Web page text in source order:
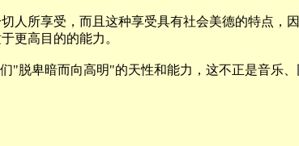
所享受，而且这种享受具有社会美德的特点，
更高目的的能力。
卑暗而向高明"的天性和能力，这不正是音乐、